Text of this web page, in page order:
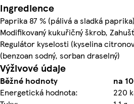
Ingredience
Paprika 87 % (pálivá a sladká
Modifikovaný kukuřičný škrob,
Regulátor kyselosti (kyselina
(benzoan sodný, sorban draselný)
Výživové údaje
Běžné hodnoty
na
Energetická hodnota:
220